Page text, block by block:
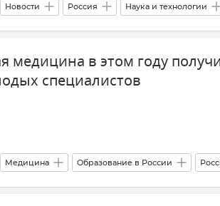
Новости Россия Наука и технологии
медицина в этом году
специалистов
Медицина Образование в России